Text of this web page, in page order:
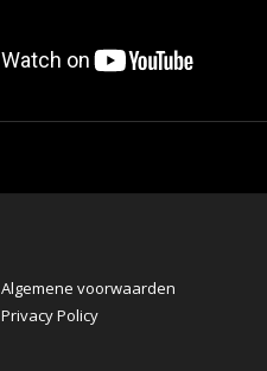
Algemene voorwaarden
Privacy Policy